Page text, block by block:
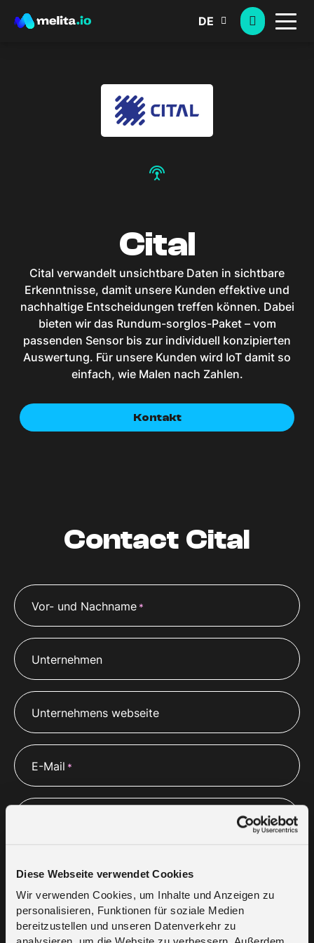
Diese Webseite verwendet Cookies
Wir verwenden Cookies, um Inhalte und Anzeigen zu
personalisieren, Funktionen für soziale Medien
bereitzustellen und unseren Datenverkehr zu
DE
settings_input_antenna
Cital
Cital verwandelt unsichtbare Daten in sichtbare
Erkenntnisse, damit unsere Kunden effektive und
nachhaltige Entscheidungen treffen können. Dabei
bieten wir das Rundum-sorglos-Paket – vom
passenden Sensor bis zur individuell konzipierten
Auswertung. Für unsere Kunden wird IoT damit so
einfach, wie Malen nach Zahlen.
Kontakt
Contact Cital
Vor- und Nachname *
Unternehmen
Unternehmens webseite
E-Mail *
Bitte beschreiben Sie ihre Anforderung und die